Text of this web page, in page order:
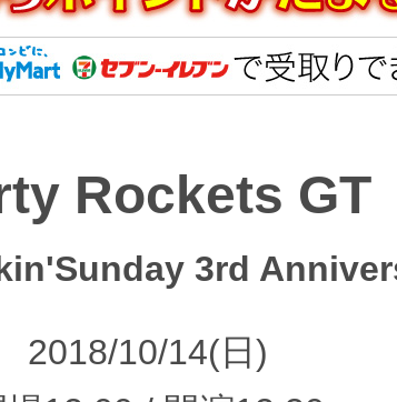
Rockets GT
3rd
2018/10/14(日)